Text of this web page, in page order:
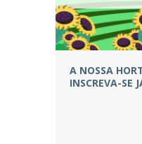
A NOSSA
INSCREVA-SE